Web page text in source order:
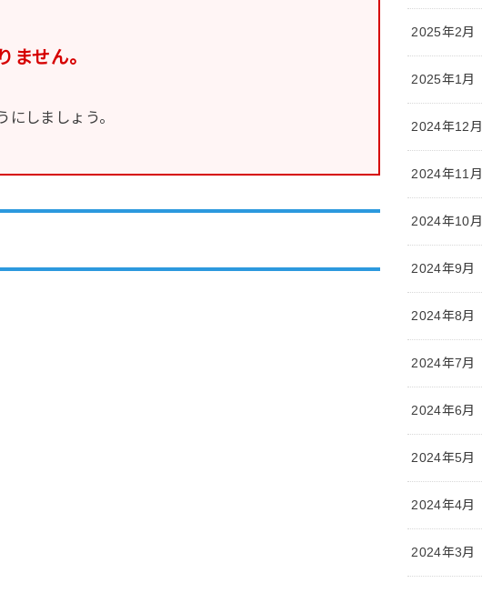
ません。
しましょう。
2025年2月
2025年1月
2024年12月
2024年11月
2024年10月
2024年9月
2024年8月
2024年7月
2024年6月
2024年5月
2024年4月
2024年3月